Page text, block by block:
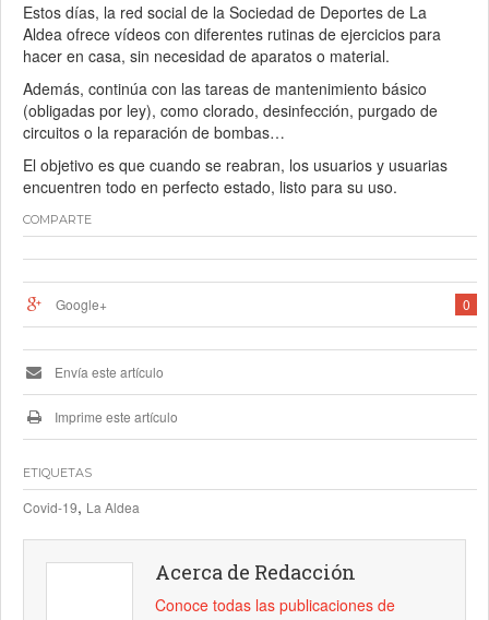
Estos días, la red social de la Sociedad de Deportes de La
Aldea ofrece vídeos con diferentes rutinas de ejercicios para
hacer en casa, sin necesidad de aparatos o material.
Además, continúa con las tareas de mantenimiento básico
(obligadas por ley), como clorado, desinfección, purgado de
circuitos o la reparación de bombas…
El objetivo es que cuando se reabran, los usuarios y usuarias
encuentren todo en perfecto estado, listo para su uso.
COMPARTE
0
Google+
Envía este artículo
Imprime este artículo
ETIQUETAS
Covid-19, La Aldea
Acerca de Redacción
Conoce todas las publicaciones de